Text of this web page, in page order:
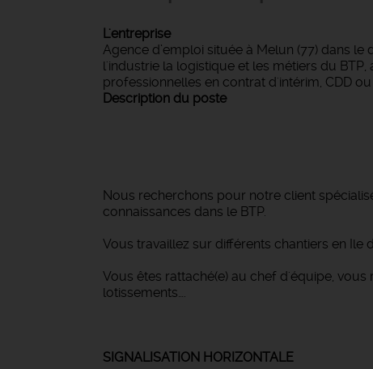
L'entreprise
Agence d’emploi située à Melun (77) dans
l'industrie la logistique et les métiers du
professionnelles en contrat d'intérim, CDD
Description du poste
NOUS
Nous recherchons pour notre client
connaissances dans le BTP.
Vous travaillez sur différents chantiers en Ile
Vous êtes rattaché(e) au chef d'équipe,
lotissements….
SIGNALISATION HORIZONTALE